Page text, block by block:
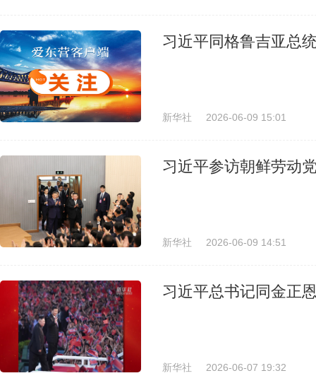
习近平同格鲁吉亚总
新华社 2026-06-09 15:01
习近平参访朝鲜劳动
新华社 2026-06-09 14:51
习近平总书记同金正
新华社 2026-06-07 19:32